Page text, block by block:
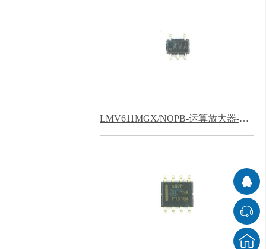
LMV611MGX/NOPB-运算放大器-新版蜜柚APP软件下载安装